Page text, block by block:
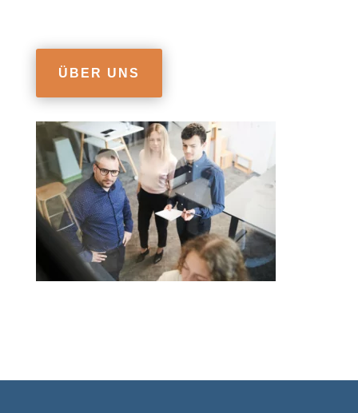
ÜBER UNS